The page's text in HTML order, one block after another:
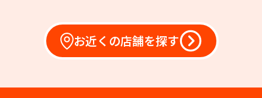
お近くの店舗を探す